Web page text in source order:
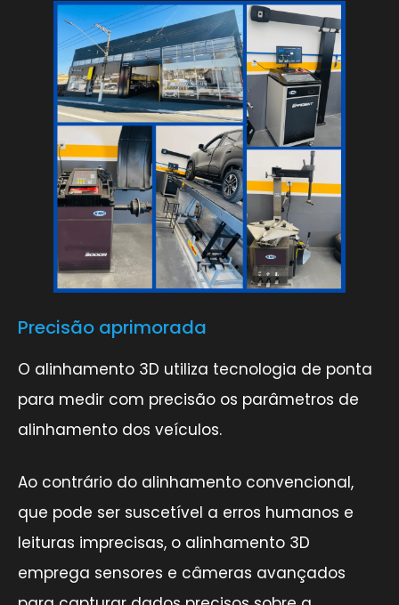
Precisão aprimorada
O alinhamento 3D utiliza tecnologia de ponta
para medir com precisão os parâmetros de
alinhamento dos veículos.
Ao contrário do alinhamento convencional,
que pode ser suscetível a erros humanos e
leituras imprecisas, o alinhamento 3D
emprega sensores e câmeras avançados